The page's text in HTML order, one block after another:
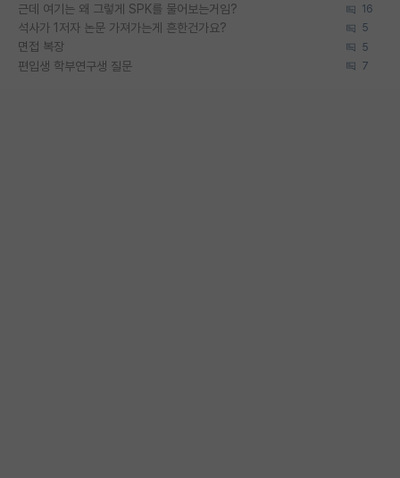
근데 여기는 왜 그렇게 SPK를 물어보는거임? 16
석사가 1저자 논문 가져가는게 흔한건가요? 5
면접 복장 5
편입생 학부연구생 질문 7